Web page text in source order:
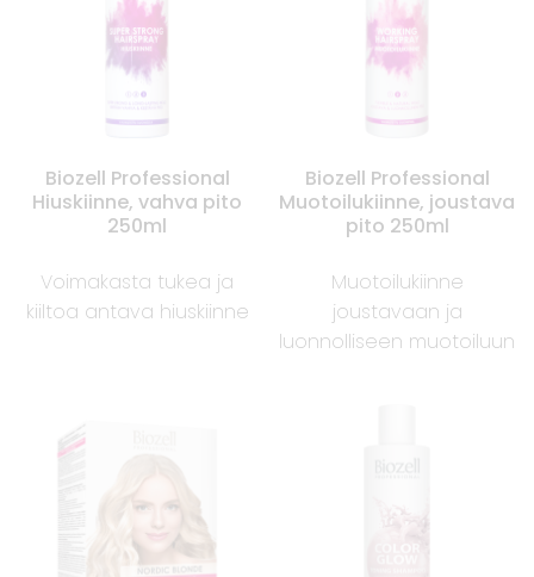
Biozell Professional
Hiuskiinne, vahva pito
250ml
Voimakasta tukea ja
kiiltoa antava hiuskiinne
Biozell Professional
Muotoilukiinne, joustava
pito 250ml
Muotoilukiinne
joustavaan ja
luonnolliseen muotoiluun